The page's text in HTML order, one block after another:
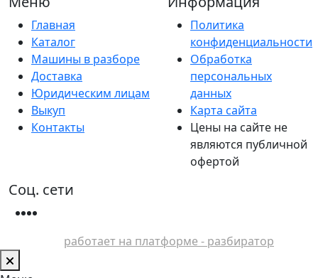
Главная
Каталог
Машины в разборе
Доставка
Юридическим лицам
Выкуп
Контакты
Политика
конфиденциальности
Обработка
персональных
данных
Карта сайта
Цены на сайте не
являются публичной
офертой
Соц. сети
работает на платформе - разбиратор